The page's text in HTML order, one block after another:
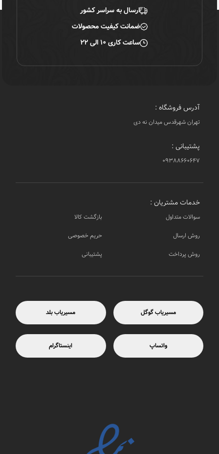
ارسال به سراسر کشور
ضمانت کیفیت محصولات
ساعت کاری ۱۰ الی ۲۲
آدرس فروشگاه :
تهران شهرقدس میدان نه دی
پشتیبانی :
۰۹۳۸۸۶۶۰۶۴۷
خدمات مشتریان :
سوالات متداول
بازگشت کالا
روش ارسال
حریم خصوصی
روش پرداخت
پشتیبانی
مسیریاب گوگل مسیریاب بلد
واتساپ اینستاگرام